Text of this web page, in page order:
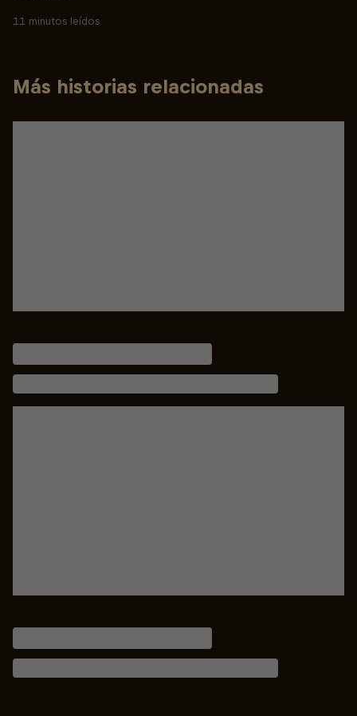
11 minutos leídos
Más historias relacionadas